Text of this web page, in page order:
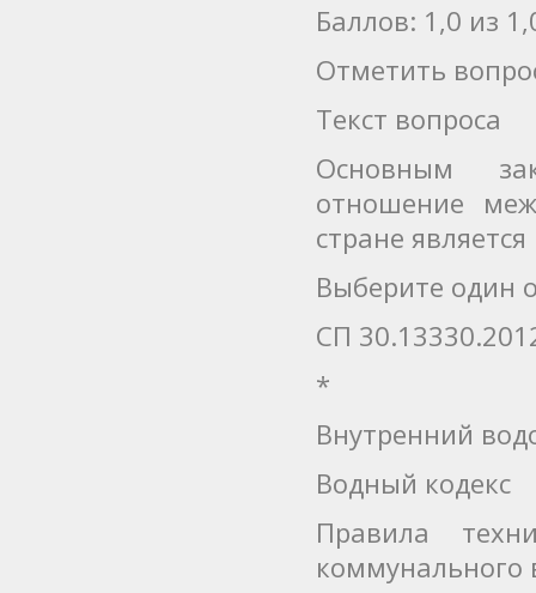
Баллов: 1,0 из
Отметить
Текст вопроса
Основным
отношение
стране является
Выберите один
СП
*
Внутренний
Водный кодекс
Правила
коммунального